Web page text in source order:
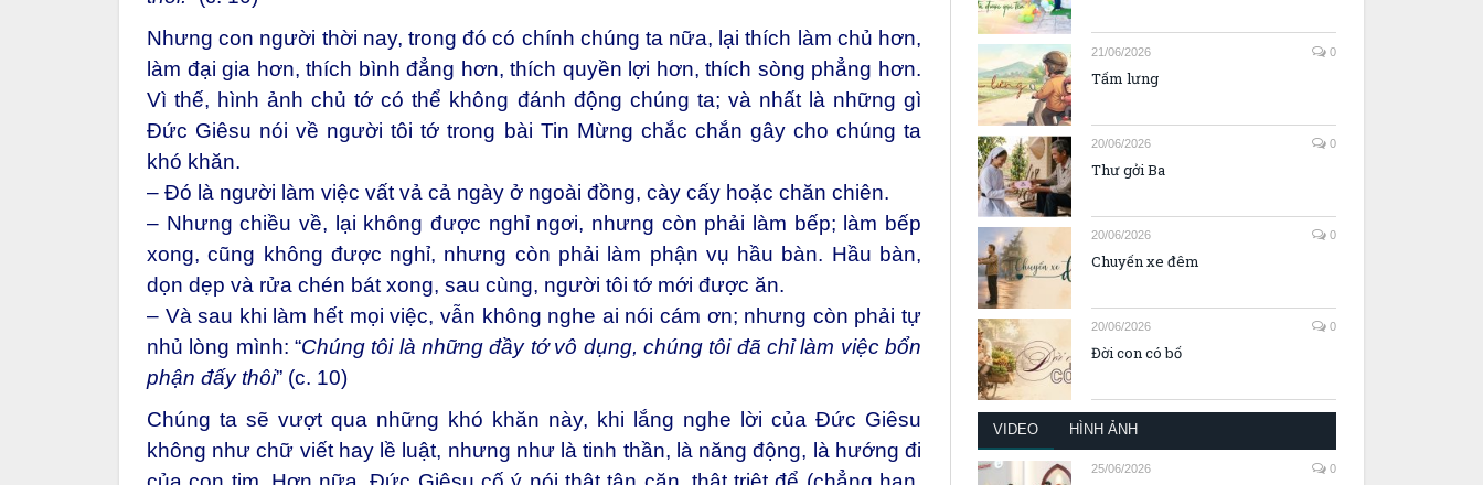
Nhưng con người thời nay, trong đó có chính chúng ta nữa, lại thích làm chủ hơn,
làm đại gia hơn, thích bình đẳng hơn, thích quyền lợi hơn, thích sòng phẳng hơn.
Vì thế, hình ảnh chủ tớ có thể không đánh động chúng ta; và nhất là những gì
Đức Giêsu nói về người tôi tớ trong bài Tin Mừng chắc chắn gây cho chúng ta
khó khăn.
– Đó là người làm việc vất vả cả ngày ở ngoài đồng, cày cấy hoặc chăn chiên.
– Nhưng chiều về, lại không được nghỉ ngơi, nhưng còn phải làm bếp; làm bếp
xong, cũng không được nghỉ, nhưng còn phải làm phận vụ hầu bàn. Hầu bàn,
dọn dẹp và rửa chén bát xong, sau cùng, người tôi tớ mới được ăn.
– Và sau khi làm hết mọi việc, vẫn không nghe ai nói cám ơn; nhưng còn phải tự
nhủ lòng mình: “Chúng tôi là những đầy tớ vô dụng, chúng tôi đã chỉ làm việc bổn
phận đấy thôi” (c. 10)
Chúng ta sẽ vượt qua những khó khăn này, khi lắng nghe lời của Đức Giêsu
không như chữ viết hay lề luật, nhưng như là tinh thần, là năng động, là hướng đi
21/06/2026 0
Tấm lưng
20/06/2026 0
Thư gởi Ba
20/06/2026 0
Chuyến xe đêm
20/06/2026 0
Đời con có bố
VIDEO HÌNH ẢNH
25/06/2026 0